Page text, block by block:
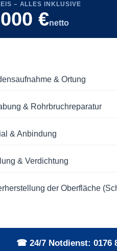
– ALLES INKLUSIVE
€netto
& Ortung
& Rohrbruchreparatur
& Anbindung
& Verdichtung
der Oberfläche
☎ 24/7 Notdienst: 0176